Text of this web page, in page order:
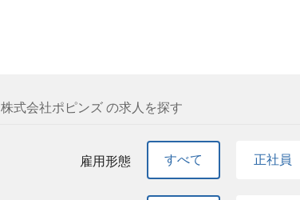
株式会社ポピンズ の求人を探す
雇用形態 すべて 正社員